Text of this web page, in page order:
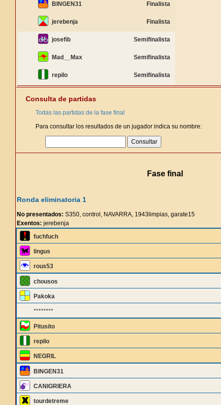
BINGEN31 Finalista
jerebenja Finalista
josefib Semifinalista
Mad__Max Semifinalista
repilo Semifinalista
Consulta de partidas
Todas las partidas de la fase final
Para consultar los resultados de un jugador indica su nombre:
Fase final
Ronda eliminatoria 1
No presentados: S350, control, NAVARRA, 1943limpias, garate15
Exentos: jerebenja
fuchfuch
lingus
rous53
chousos
Pakoka
********
Pitusito
repilo
NEGRIL
BINGEN31
CANIGRIERA
tourdetreme